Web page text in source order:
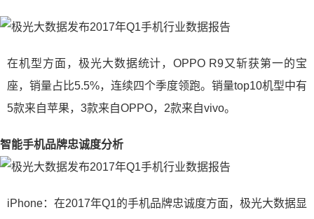
在机型方面，极光大数据统计，OPPO R9又斩获第一的宝
座，销量占比5.5%，连续四个季度领跑。销量top10机型中有
5款来自苹果，3款来自OPPO，2款来自vivo。
智能手机品牌忠诚度分析
iPhone：在2017年Q1的手机品牌忠诚度方面，极光大数据显